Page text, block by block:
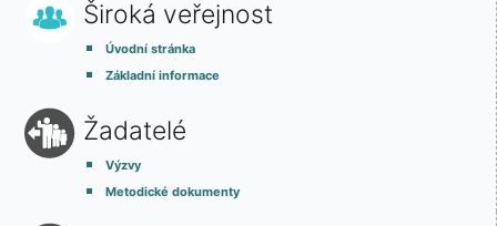
Široká veřejnost
Úvodní stránka
Základní informace
Žadatelé
Výzvy
Metodické dokumenty